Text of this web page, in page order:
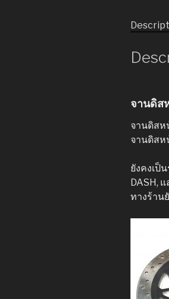
จานดิส
จานดิสห
จานดิสห
ยังคงเป็
DASH,
ทางร้าน